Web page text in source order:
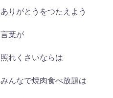
ありがとうをつたえよう
言葉が
照れくさいならは
みんなで焼肉食べ放題は